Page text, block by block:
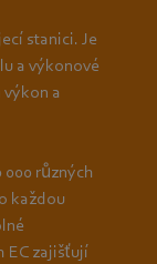
stanici. Je
a výkonové
a
různých
každou
EC zajišťují